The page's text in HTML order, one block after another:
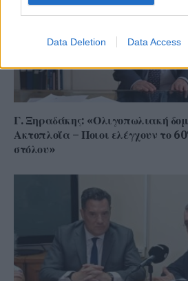
Data Deletion Data Access
Γ. Ξηραδάκης: «Ολιγοπωλιακή
Ακτοπλοΐα – Ποιοι ελέγχουν το
στόλου»